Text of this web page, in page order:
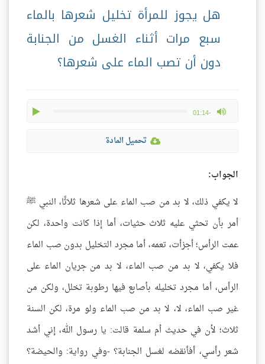
هل يجوز للمرأة تخليل شعرها بالماء
سبع مرات أثناء الغسل من الجنابة
دون أن تصب الماء على شعرها؟
-01:14
max volume
تحميل المادة
الجواب:
لا يكفي ذلك، لا بد من صب الماء على شعرها ثلاثًا، النبي ﷺ
أمر بأن تحثي عليه ثلاث حثيات، أما إذا كانت واحدة، لكن
عمت الرأس؛ أجزأت، تعمه، أما مجرد التخليل بدون صب الماء
فلا يكفي، لا بد من صب الماء، لا بد من جريان الماء على
الرأس، أما مجرد تخليله بأصابع فيها رطوبة تخلل، ولكن من
غير صب الماء، لا، لا بد من صب الماء ولو مرة، لكن السنة
ثلاث؛ لأن في حديث أم سلمة قالت: يا رسول الله، إني أشد
شعر رأسي، أفأنقضه لغسل الجنابة؟ -وفي رواية: والحيضة؟